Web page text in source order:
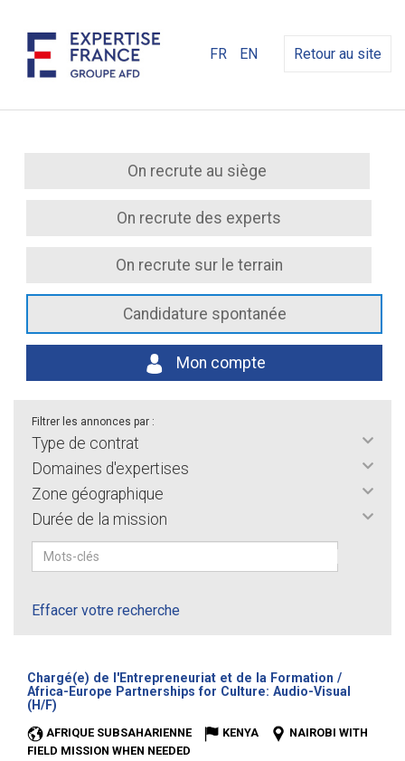
FR EN Retour au site
On recrute au siège
On recrute des experts
On recrute sur le terrain
Candidature spontanée
Mon compte
Filtrer les annonces par :
Type de contrat
Domaines d'expertises
Zone géographique
Durée de la mission
Effacer votre recherche
Chargé(e) de l'Entrepreneuriat et de la Formation /
Africa-Europe Partnerships for Culture: Audio-Visual
(H/F)
AFRIQUE SUBSAHARIENNE KENYA
NAIROBI WITH
FIELD MISSION WHEN NEEDED